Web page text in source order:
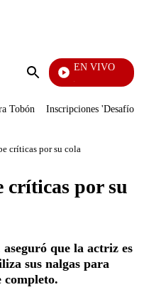
Enviar
EN VIVO
Noticias Caracol
Tobón Inscripciones 'Desafío'
críticas por su cola
críticas por su
que la actriz es
sus nalgas para
completo.